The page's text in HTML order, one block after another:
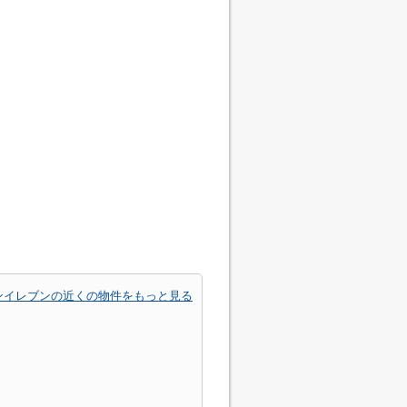
イレブンの近くの物件をもっと見る